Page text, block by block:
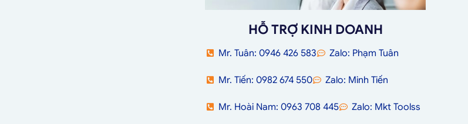
HỖ TRỢ KINH DOANH
Mr. Tuân: 0946 426 583 Zalo: Phạm Tuân
Mr. Tiến: 0982 674 550 Zalo: Minh Tiến
Mr. Hoài Nam: 0963 708 445 Zalo: Mkt Toolss